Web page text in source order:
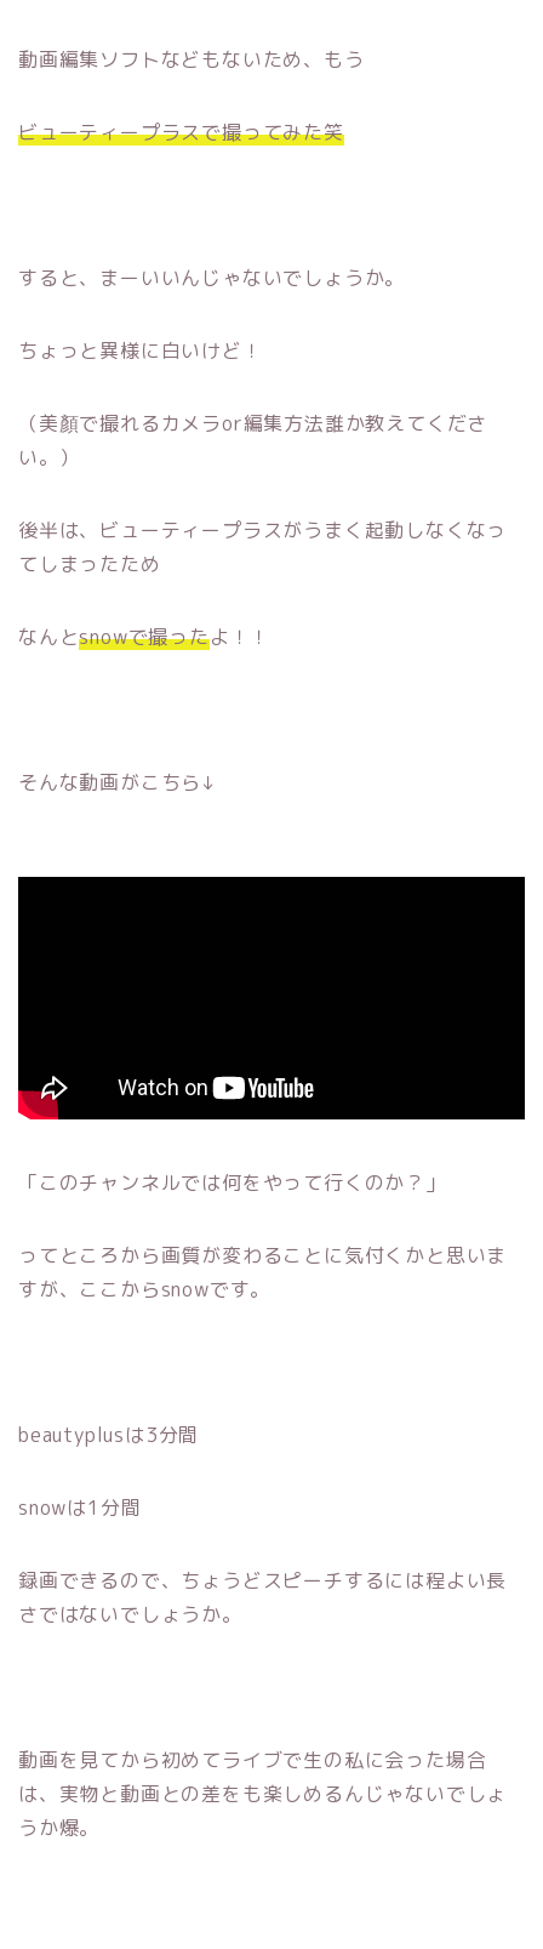
動画編集ソフトなどもないため、もう
ビューティープラスで撮ってみた笑
すると、まーいいんじゃないでしょうか。
ちょっと異様に白いけど！
（美顏で撮れるカメラor編集方法誰か教えてくださ
い。）
後半は、ビューティープラスがうまく起動しなくなっ
てしまったため
なんとsnowで撮ったよ！！
そんな動画がこちら↓
「このチャンネルでは何をやって行くのか？」
ってところから画質が変わることに気付くかと思いま
すが、ここからsnowです。
beautyplusは3分間
snowは1分間
録画できるので、ちょうどスピーチするには程よい長
さではないでしょうか。
動画を見てから初めてライブで生の私に会った場合
は、実物と動画との差をも楽しめるんじゃないでしょ
うか爆。